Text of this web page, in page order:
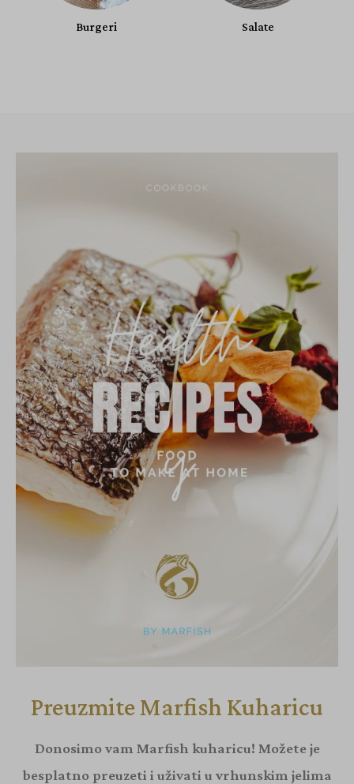
Burgeri Salate
Preuzmite Marfish Kuharicu
Donosimo vam Marfish kuharicu! Možete je
besplatno preuzeti i uživati u vrhunskim jelima